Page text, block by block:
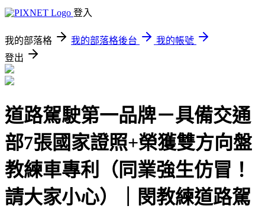
登入
我的部落格 我的部落格後台
我的帳號
登出
道路駕駛第一品牌－具備交通
部7張國家證照+榮獲雙方向盤
教練車專利（同業強生仿冒！
請大家小心）｜閔教練道路駕